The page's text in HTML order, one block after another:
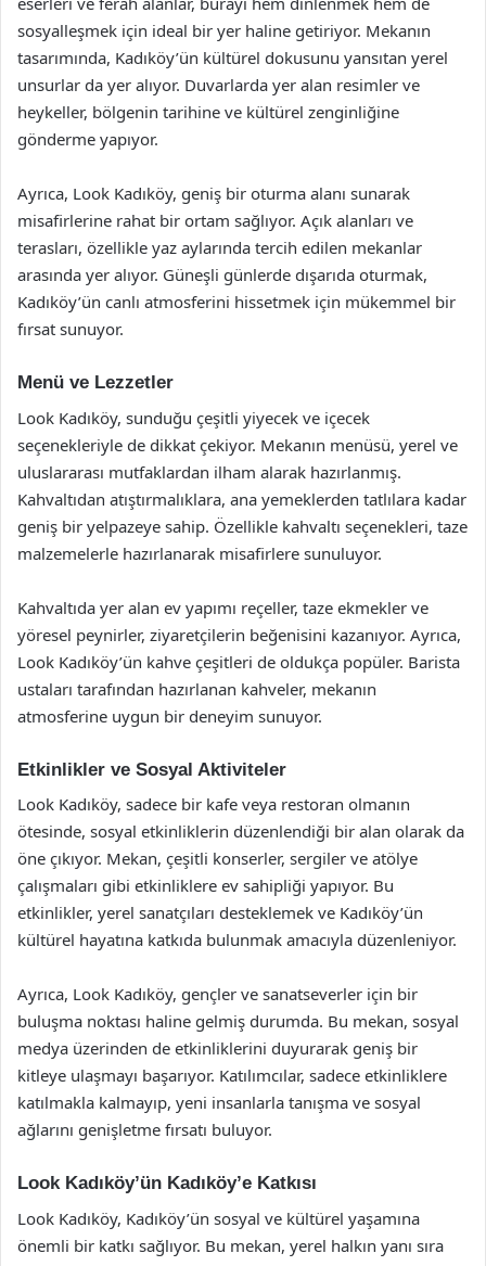
sosyalleşmek için ideal bir yer haline getiriyor. Mekanın
tasarımında, Kadıköy’ün kültürel dokusunu yansıtan yerel
unsurlar da yer alıyor. Duvarlarda yer alan resimler ve
heykeller, bölgenin tarihine ve kültürel zenginliğine
gönderme yapıyor.
Ayrıca, Look Kadıköy, geniş bir oturma alanı sunarak
misafirlerine rahat bir ortam sağlıyor. Açık alanları ve
terasları, özellikle yaz aylarında tercih edilen mekanlar
arasında yer alıyor. Güneşli günlerde dışarıda oturmak,
Kadıköy’ün canlı atmosferini hissetmek için mükemmel bir
fırsat sunuyor.
Menü ve Lezzetler
Look Kadıköy, sunduğu çeşitli yiyecek ve içecek
seçenekleriyle de dikkat çekiyor. Mekanın menüsü, yerel ve
uluslararası mutfaklardan ilham alarak hazırlanmış.
Kahvaltıdan atıştırmalıklara, ana yemeklerden tatlılara kadar
geniş bir yelpazeye sahip. Özellikle kahvaltı seçenekleri, taze
malzemelerle hazırlanarak misafirlere sunuluyor.
Kahvaltıda yer alan ev yapımı reçeller, taze ekmekler ve
yöresel peynirler, ziyaretçilerin beğenisini kazanıyor. Ayrıca,
Look Kadıköy’ün kahve çeşitleri de oldukça popüler. Barista
ustaları tarafından hazırlanan kahveler, mekanın
atmosferine uygun bir deneyim sunuyor.
Etkinlikler ve Sosyal Aktiviteler
Look Kadıköy, sadece bir kafe veya restoran olmanın
ötesinde, sosyal etkinliklerin düzenlendiği bir alan olarak da
öne çıkıyor. Mekan, çeşitli konserler, sergiler ve atölye
çalışmaları gibi etkinliklere ev sahipliği yapıyor. Bu
etkinlikler, yerel sanatçıları desteklemek ve Kadıköy’ün
kültürel hayatına katkıda bulunmak amacıyla düzenleniyor.
Ayrıca, Look Kadıköy, gençler ve sanatseverler için bir
buluşma noktası haline gelmiş durumda. Bu mekan, sosyal
medya üzerinden de etkinliklerini duyurarak geniş bir
kitleye ulaşmayı başarıyor. Katılımcılar, sadece etkinliklere
katılmakla kalmayıp, yeni insanlarla tanışma ve sosyal
ağlarını genişletme fırsatı buluyor.
Look Kadıköy’ün Kadıköy’e Katkısı
Look Kadıköy, Kadıköy’ün sosyal ve kültürel yaşamına
önemli bir katkı sağlıyor. Bu mekan, yerel halkın yanı sıra